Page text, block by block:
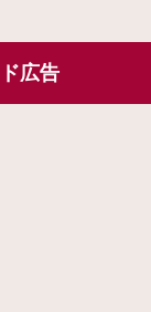
広告